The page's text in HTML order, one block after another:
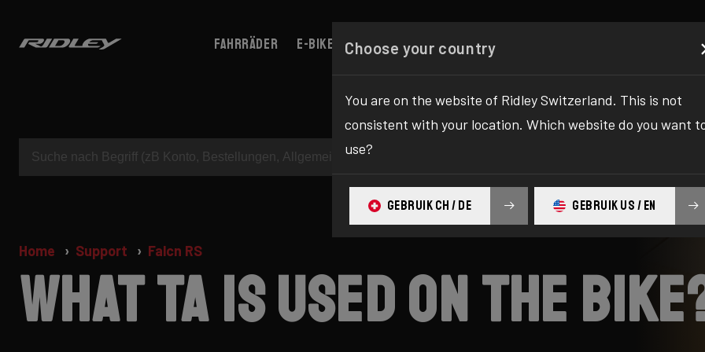
Fahrräder E-bikes Configurator Shop Ihr
Home Support Falcn RS
What TA is used on the
Choose your country
You are on the website of Ridley Switzerland. This is not
consistent with your location. Which website do you want
use?
GEBRUIK CH / DE GEBRUIK US / EN